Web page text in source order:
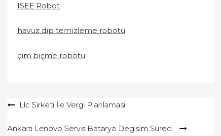
ISEE Robot
havuz dip temizleme robotu
çim biçme robotu
YazıLlc Sirketi İle Vergi Planlamasi
Ankara Lenovo Servis Batarya Degisim Sureci